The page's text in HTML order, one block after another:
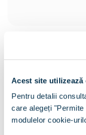
Acest site utilizează
Pentru detalii
care alegeți
modulelor cookie-